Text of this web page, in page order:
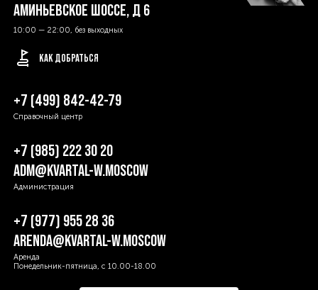
Д 6
АМИНЬЕВСКОЕ ШОССЕ, Д 6
10:00 — 22:00, без выходных
КАК ДОБРАТЬСЯ
+7 (499) 842-42-79
Справочный центр
+7 (985) 222 30 20
ADM@KVARTAL-W.MOSCOW
Администрация
+7 (977) 955 28 36
ARENDA@KVARTAL-W.MOSCOW
Аренда
Понедельник-пятница, с 10.00-18.00